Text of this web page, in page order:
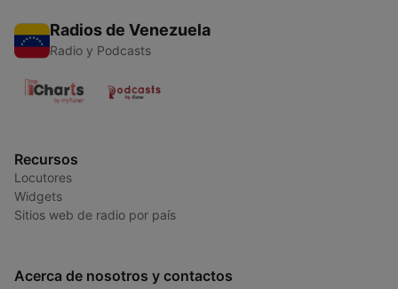
Radios de Venezuela
Radio y Podcasts
Recursos
Locutores
Widgets
Sitios web de radio por país
Acerca de nosotros y contactos